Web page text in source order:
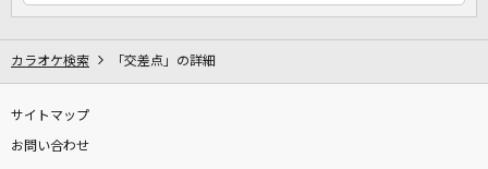
カラオケ検索 「交差点」の詳細
サイトマップ
お問い合わせ